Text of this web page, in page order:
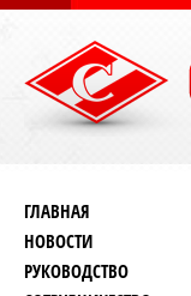
ГЛАВНАЯ
НОВОСТИ
РУКОВОДСТВО